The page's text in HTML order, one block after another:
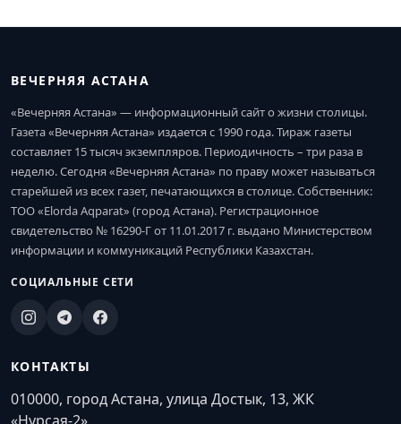
ВЕЧЕРНЯЯ АСТАНА
«Вечерняя Астана» — информационный сайт о жизни столицы.
Газета «Вечерняя Астана» издается с 1990 года. Тираж газеты
составляет 15 тысяч экземпляров. Периодичность – три раза в
неделю. Сегодня «Вечерняя Астана» по праву может называться
старейшей из всех газет, печатающихся в столице. Собственник:
ТОО «Elorda Aqparat» (город Астана). Регистрационное
свидетельство № 16290-Г от 11.01.2017 г. выдано Министерством
информации и коммуникаций Республики Казахстан.
СОЦИАЛЬНЫЕ СЕТИ
КОНТАКТЫ
010000, город Астана, улица Достык, 13, ЖК